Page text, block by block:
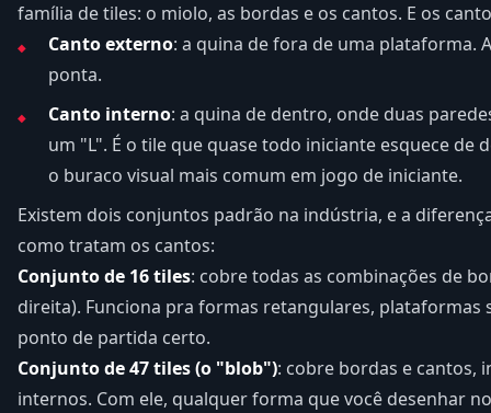
família de tiles: o miolo, as bordas e os cantos. E os
Canto externo: a quina de fora de uma plataforma.
ponta.
Canto interno: a quina de dentro, onde duas
um "L". É o tile que quase todo iniciante esquece de
o buraco visual mais comum em jogo de iniciante.
Existem dois conjuntos padrão na indústria, e a
como tratam os cantos:
Conjunto de 16 tiles: cobre todas as combinações de
direita). Funciona pra formas retangulares, plataformas
ponto de partida certo.
Conjunto de 47 tiles (o "blob"): cobre bordas e cantos,
internos. Com ele, qualquer forma que você desenhar